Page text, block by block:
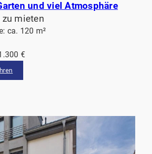
und viel Atmosphäre
zu mieten
ca. 120 m²
€